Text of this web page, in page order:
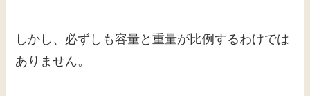
しかし、必ずしも容量と重量が比例するわけでは
ありません。